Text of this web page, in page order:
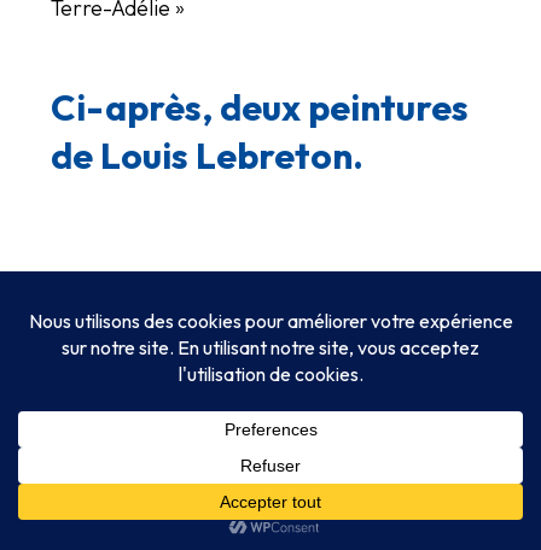
Terre-Adélie »
Ci-après, deux peintures
de Louis Lebreton.